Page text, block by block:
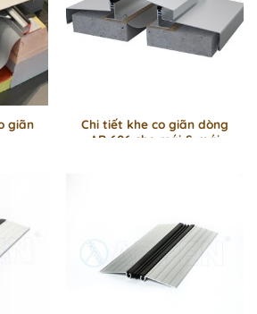
giãn
Chi tiết khe co giãn dòng
AR 606 cho mái & mái